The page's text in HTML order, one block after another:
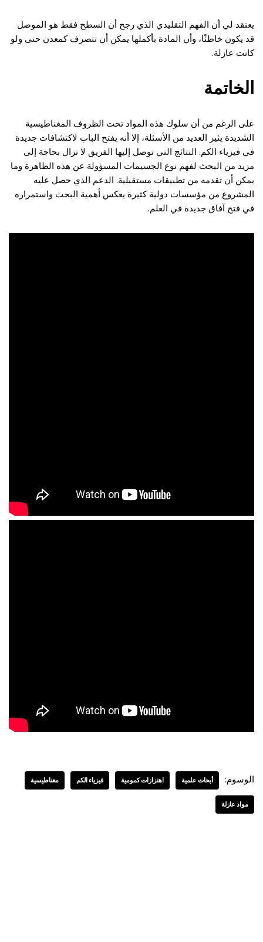
يعتقد لي أن الفهم التقليدي الذي رجح أن السطح فقط هو الموصل
قد يكون خاطئًا، وأن المادة بأكملها يمكن أن تتصرف كمعدن حتى ولو
كانت عازلة.
الخاتمة
على الرغم من أن سلوك هذه المواد تحت الظروف المغناطيسية
الشديدة يثير العديد من الأسئلة، إلا أنه يفتح الباب لاكتشافات جديدة
في فيزياء الكم. النتائج التي توصل إليها الفريق لا تزال بحاجة إلى
مزيد من البحث لفهم نوع الجسيمات المسؤولة عن هذه الظاهرة وما
يمكن أن تقدمه من تطبيقات مستقبلية. الدعم الذي حصل عليه
المشروع من مؤسسات دولية كثيرة يعكس أهمية البحث واستمراره
في فتح آفاق جديدة في العلم.
الوسوم: أبحاث علمية اهتزازات كمومية فيزياء الكم مغناطيسية
مواد عازلة